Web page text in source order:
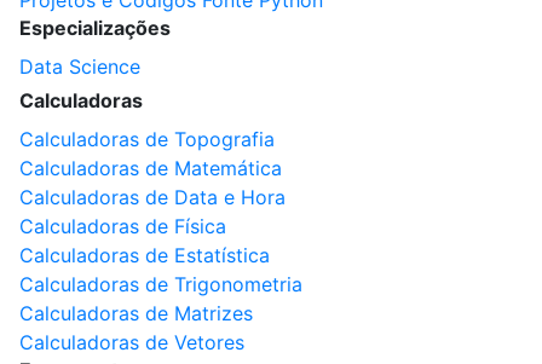
Especializações
Data Science
Calculadoras
Calculadoras de Topografia
Calculadoras de Matemática
Calculadoras de Data e Hora
Calculadoras de Física
Calculadoras de Estatística
Calculadoras de Trigonometria
Calculadoras de Matrizes
Calculadoras de Vetores